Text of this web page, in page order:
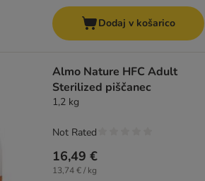
Dodaj v košarico
Almo Nature HFC Adult
Sterilized piščanec
1,2 kg
16,49 €
13,74 € / kg
Not Rated